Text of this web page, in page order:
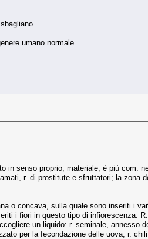
umano normale.
in senso proprio, materiale, è più com.
r. di prostitute e sfruttatori; la zona
o concava, sulla quale sono inseriti i
i fiori in questo tipo di infiorescenza.
un liquido: r. seminale, annesso
per la fecondazione delle uova; r.